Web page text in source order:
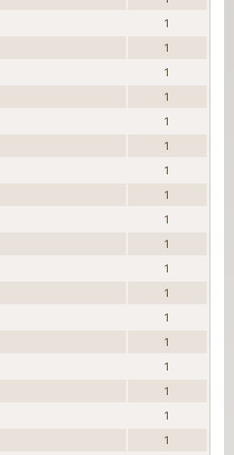
1
1
1
1
1
1
1
1
1
1
1
1
1
1
1
1
1
1